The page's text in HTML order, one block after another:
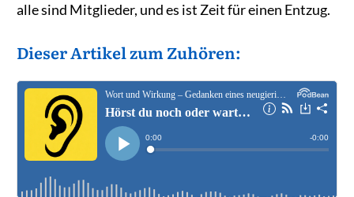
alle sind Mitglieder, und es ist Zeit für einen Entzug.
Dieser Artikel zum Zuhören: